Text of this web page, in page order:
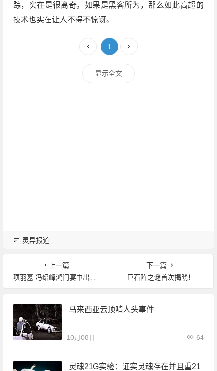
踪，实在是很离奇。如果是黑客所为，那么如此高超的
技术也实在让人不得不惊讶。
1
显示全文
灵异报道
上一篇
项羽墓 冯绍峰鸿门宴中出演的项羽角色如何
下一篇
巨石阵之谜首次揭晓！
马来西亚云顶啃人头事件
10月08日 64
灵魂21G实验：证实灵魂存在并且重21